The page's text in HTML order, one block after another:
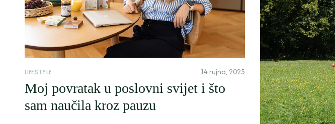
LIFESTYLE 14 rujna, 2025
Moj povratak u poslovni svijet i što
sam naučila kroz pauzu